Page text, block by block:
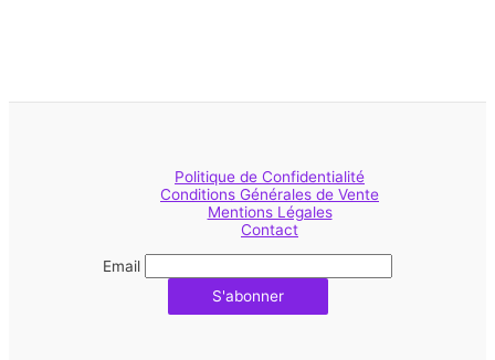
Politique de Confidentialité
Conditions Générales de Vente
Mentions Légales
Contact
Email